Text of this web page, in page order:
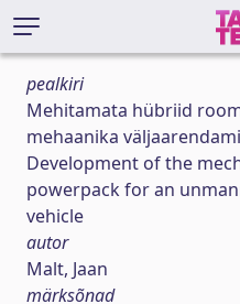
pealkiri
Mehitamata hübriid
mehaanika
Development of the
powerpack for an
vehicle
autor
Malt, Jaan
märksõnad